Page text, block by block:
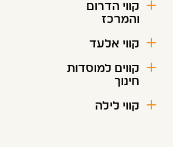
קווי הדרום
והמרכז
קווי אלעד
קווים למוסדות
חינוך
קווי לילה